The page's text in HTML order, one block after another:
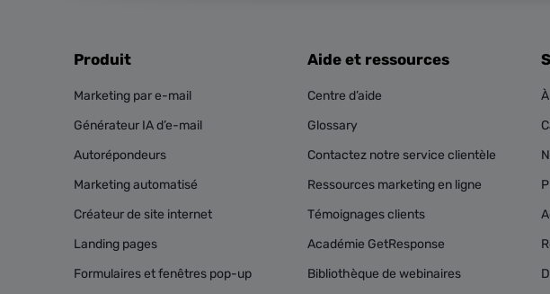
Produit
Marketing par e-mail
Générateur IA d’e-mail
Autorépondeurs
Marketing automatisé
Créateur de site internet
Landing pages
Formulaires et fenêtres pop-up
Aide et ressources
Centre d’aide
Glossary
Contactez notre service clientèle
Ressources marketing en ligne
Témoignages clients
Académie GetResponse
Bibliothèque de webinaires